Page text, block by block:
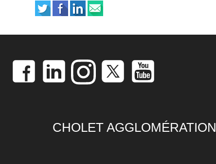
CHOLET AGGLOMÉRATION